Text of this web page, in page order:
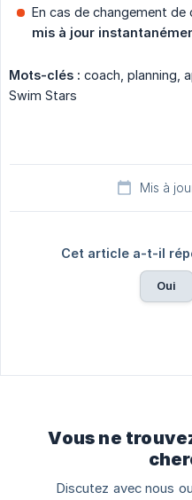
En cas de changement de
mis à jour
Mots-clés : coach, planning,
Swim Stars
Mis à
Cet article a-t-il
Oui
Vous ne
Discutez avec nous